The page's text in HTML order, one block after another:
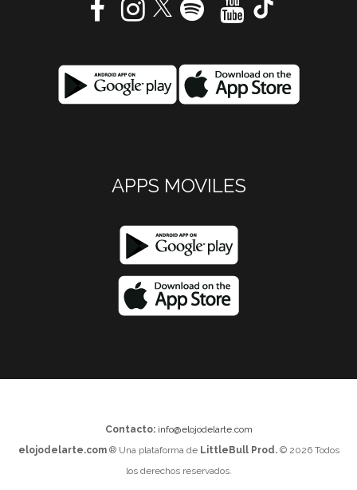
APPS MOVILES
Contacto: info@elojodelarte.com
elojodelarte.com® Una plataforma de LittleBull Prod.© 2026 Todos
los derechos reservados.